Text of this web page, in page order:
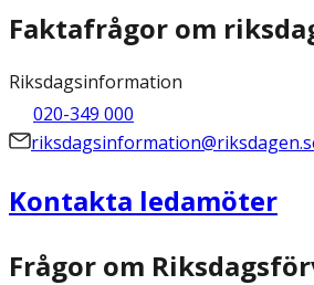
Faktafrågor om
Riksdagsinformation
020-349 000
Kontakta ledamöter
Frågor om